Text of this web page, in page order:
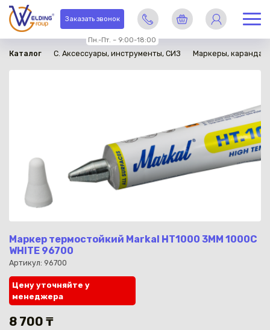
Заказать звонок
Пн.-Пт. – 9:00-18:00
Каталог C. Аксессуары, инструменты, СИЗ Маркеры,
Маркер термостойкий Markal HT1000 3MM 1000C
WHITE 96700
Артикул: 96700
в наличии
Цену уточняйте у
менеджера
8 700 ₸